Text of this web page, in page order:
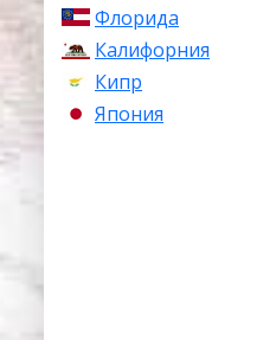
Флорида
Калифорния
Кипр
Япония